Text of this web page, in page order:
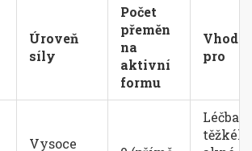
Úroveň
síly
Počet
přeměn
na
aktivní
formu
pro
Vysoce
Léčba